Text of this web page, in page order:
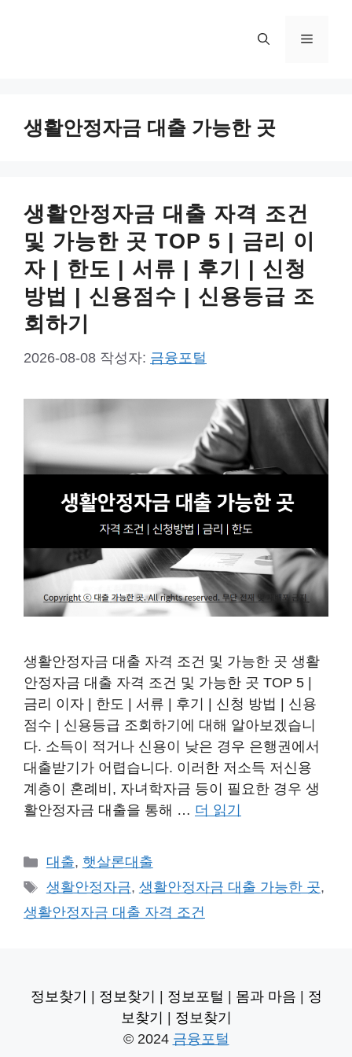
메
생활안정자금 대출 가능한 곳
생활안정자금 대출 자격 조건
및 가능한 곳 TOP 5 | 금리 이
자 | 한도 | 서류 | 후기 | 신청
방법 | 신용점수 | 신용등급 조
회하기
2026-08-08 작성자: 금융포털
생활안정자금 대출 자격 조건 및 가능한 곳 생활
안정자금 대출 자격 조건 및 가능한 곳 TOP 5 |
금리 이자 | 한도 | 서류 | 후기 | 신청 방법 | 신용
점수 | 신용등급 조회하기에 대해 알아보겠습니
다. 소득이 적거나 신용이 낮은 경우 은행권에서
대출받기가 어렵습니다. 이러한 저소득 저신용
계층이 혼례비, 자녀학자금 등이 필요한 경우 생
활안정자금 대출을 통해 … 더 읽기
카
테
리
대출, 햇살론대출
태
그
생활안정자금, 생활안정자금 대출 가능한 곳,
생활안정자금 대출 자격 조건
정보찾기 정보찾기 정보포털 몸과 마음
정
보찾기
정보찾기
© 2024 금융포털